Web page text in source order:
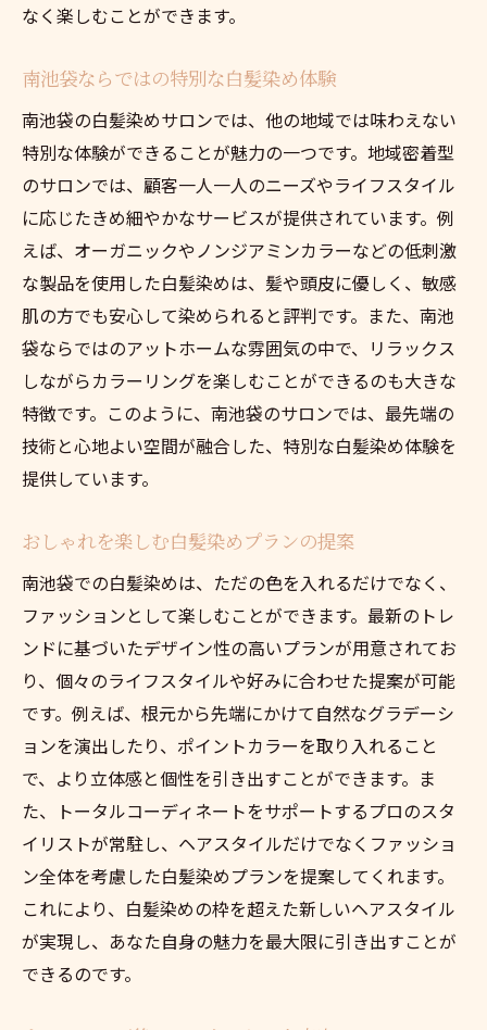
個性豊かなスタイリストの技を体感
白髪染めに特化した専門サロンの実力
地元で愛される理由をひも解く
初めての方でも安心のサロン選び
なく楽しむことができます。
南池袋ならではの特別な白髪染め体験
南池袋の白髪染めサロンでは、他の地域では味わえない
特別な体験ができることが魅力の一つです。地域密着型
のサロンでは、顧客一人一人のニーズやライフスタイル
に応じたきめ細やかなサービスが提供されています。例
えば、オーガニックやノンジアミンカラーなどの低刺激
な製品を使用した白髪染めは、髪や頭皮に優しく、敏感
肌の方でも安心して染められると評判です。また、南池
袋ならではのアットホームな雰囲気の中で、リラックス
しながらカラーリングを楽しむことができるのも大きな
特徴です。このように、南池袋のサロンでは、最先端の
技術と心地よい空間が融合した、特別な白髪染め体験を
提供しています。
おしゃれを楽しむ白髪染めプランの提案
南池袋での白髪染めは、ただの色を入れるだけでなく、
ファッションとして楽しむことができます。最新のトレ
ンドに基づいたデザイン性の高いプランが用意されてお
り、個々のライフスタイルや好みに合わせた提案が可能
です。例えば、根元から先端にかけて自然なグラデーシ
ョンを演出したり、ポイントカラーを取り入れること
で、より立体感と個性を引き出すことができます。ま
た、トータルコーディネートをサポートするプロのスタ
イリストが常駐し、ヘアスタイルだけでなくファッショ
ン全体を考慮した白髪染めプランを提案してくれます。
これにより、白髪染めの枠を超えた新しいヘアスタイル
が実現し、あなた自身の魅力を最大限に引き出すことが
できるのです。